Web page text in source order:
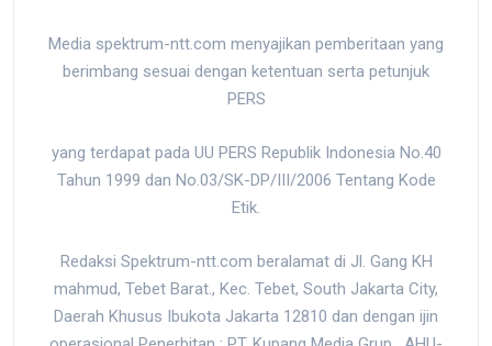
Media spektrum-ntt.com menyajikan pemberitaan yang
berimbang sesuai dengan ketentuan serta petunjuk
PERS
yang terdapat pada UU PERS Republik Indonesia No.40
Tahun 1999 dan No.03/SK-DP/III/2006 Tentang Kode
Etik.
Redaksi Spektrum-ntt.com beralamat di Jl. Gang KH
mahmud, Tebet Barat., Kec. Tebet, South Jakarta City,
Daerah Khusus Ibukota Jakarta 12810 dan dengan ijin